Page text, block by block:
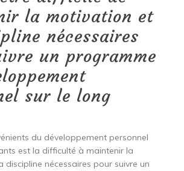
la motivation et
nécessaires
un programme
sur le long
du développement personnel
est la difficulté à maintenir la
discipline nécessaires pour suivre un